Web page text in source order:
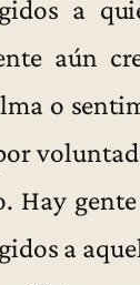
a
aún
o
Hay
a